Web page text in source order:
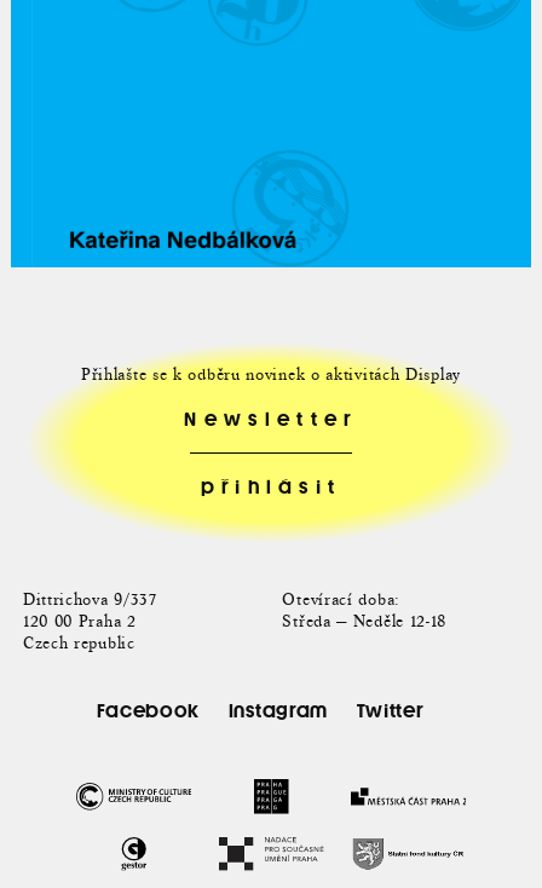
Dittrichova 9/337
120 00 Praha 2
Czech republic
Otevírací doba:
Středa — Neděle 12-18
Facebook Instagram Twitter
Přihlašte se k odběru novinek o aktivitách Display
Newsletter